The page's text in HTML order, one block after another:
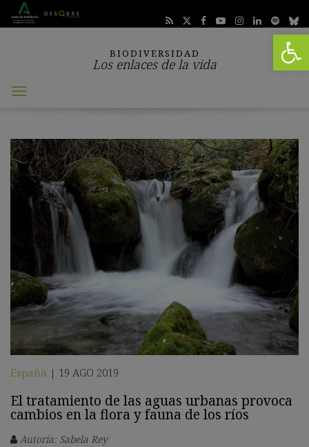
Abrir
BIODIVERSIDAD
Los enlaces de la vida
Abrir
España | 19 AGO 2019
El tratamiento de las aguas urbanas provoca
cambios en la flora y fauna de los ríos
Autoría: Sabela Rey